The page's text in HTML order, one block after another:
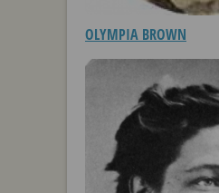
OLYMPIA BROWN